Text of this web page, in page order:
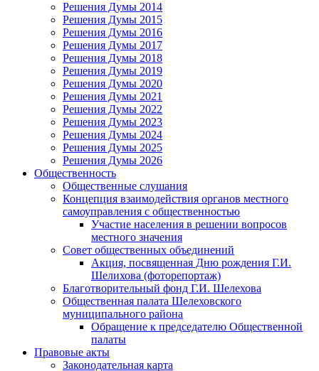
Решения Думы 2014
Решения Думы 2015
Решения Думы 2016
Решения Думы 2017
Решения Думы 2018
Решения Думы 2019
Решения Думы 2020
Решения Думы 2021
Решения Думы 2022
Решения Думы 2023
Решения Думы 2024
Решения Думы 2025
Решения Думы 2026
Общественность
Общественные слушания
Концепция взаимодействия органов местного
самоуправления с общественностью
Участие населения в решении вопросов
местного значения
Совет общественных объединений
Акция, посвященная Дню рождения Г.И.
Шелихова (фоторепортаж)
Благотворительный фонд Г.И. Шелехова
Общественная палата Шелеховского
муниципального района
Обращение к председателю Общественной
палаты
Правовые акты
Законодательная карта